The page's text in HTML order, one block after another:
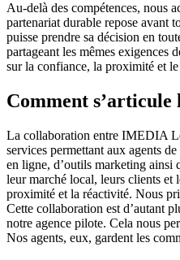
Au-delà des compétences, nous
partenariat durable repose avant
puisse prendre sa décision en
partageant les mêmes exigences
sur la confiance, la proximité et le
Comment
La collaboration entre IMEDIA
services permettant aux agents
en ligne, d’outils marketing ainsi
leur marché local, leurs clients et
proximité et la réactivité. Nous
Cette collaboration est d’autant
notre agence pilote. Cela nous
Nos agents, eux, gardent les